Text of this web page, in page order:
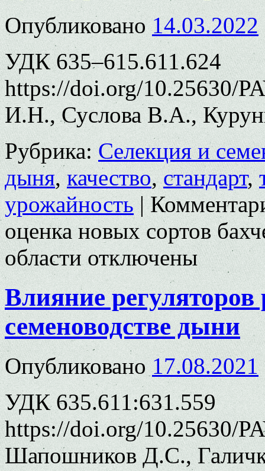
Опубликовано 14.03.2022
УДК 635–615.611.624
https://doi.org/10.25630/
И.Н., Суслова В.А.,
Рубрика: Селекция и
дыня,качество,стандарт,
урожайность |
оценка новых сортов
областиотключены
Влияние
семеноводстве дыни
Опубликовано 17.08.2021
УДК 635.611:631.559
https://doi.org/10.25630/
Шапошников Д.С.,